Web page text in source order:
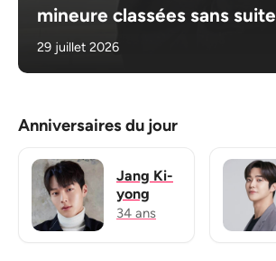
mineure classées sans suite
29 juillet 2026
Anniversaires du jour
Jang Ki-
yong
34 ans